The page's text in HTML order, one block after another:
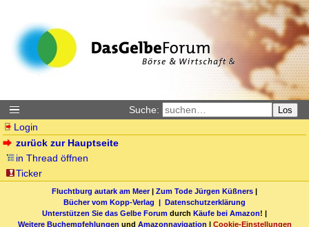
Suche: Los
Login
zurück zur Hauptseite
in Thread öffnen
Ticker
Fluchtburg autark am Meer| Zum Tode Jürgen Küßners |
Bücher vom Kopp-Verlag | Datenschutzerklärung
Unterstützen Sie das Gelbe Forum durch Käufe bei Amazon! |
Weitere Buchempfehlungen und Amazonnavigation | Cookie-Einstellungen